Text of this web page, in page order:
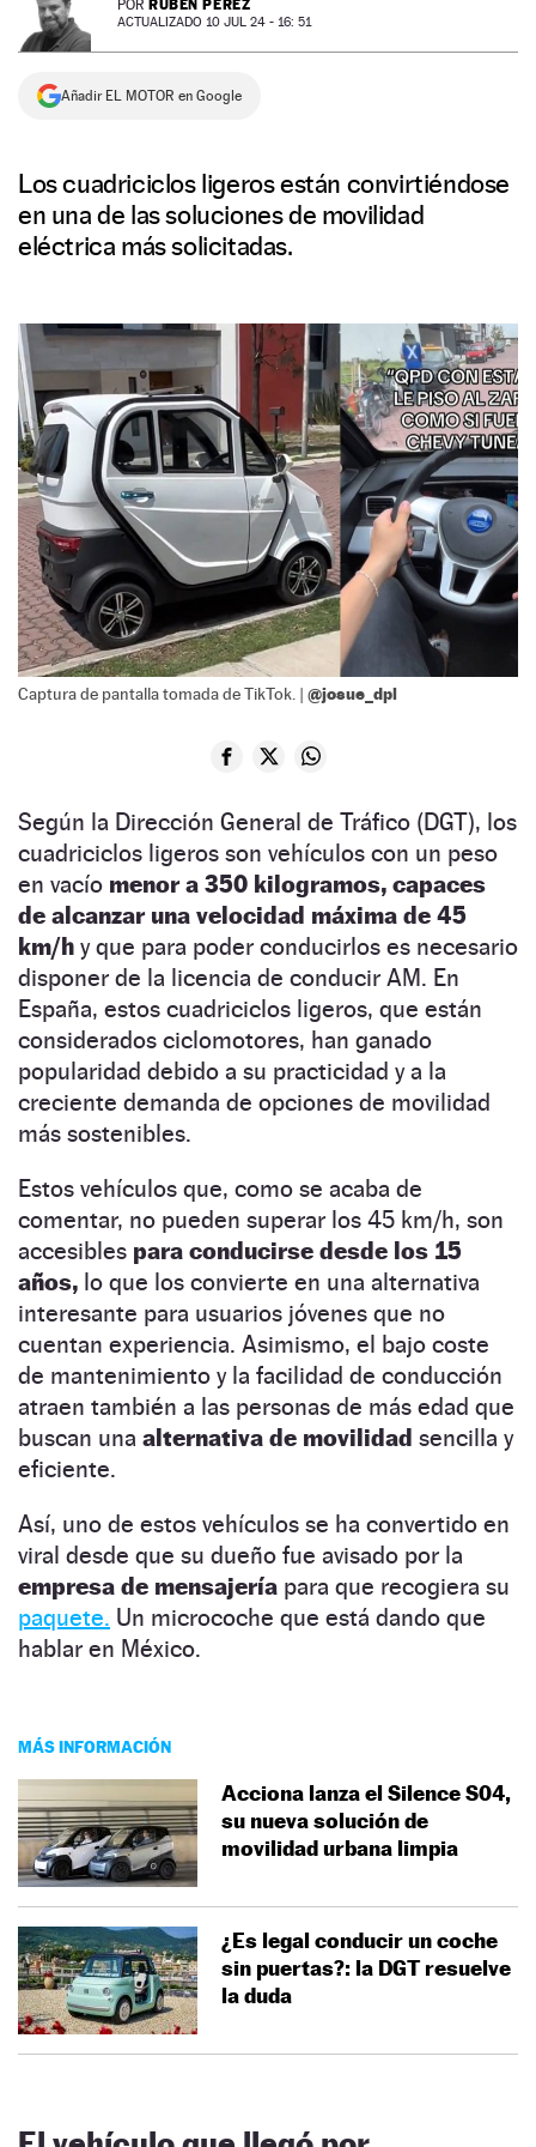
NEWSLETTER
SÍGUENOS
POR RUBÉN PÉREZ
ACTUALIZADO 10 JUL 24 - 16: 51
Añadir EL MOTOR en Google
Los cuadriciclos ligeros están convirtiéndose
en una de las soluciones de movilidad
eléctrica más solicitadas.
Captura de pantalla tomada de TikTok. | @josue_dpl
Según la Dirección General de Tráfico (DGT), los
cuadriciclos ligeros son vehículos con un peso
en vacío menor a 350 kilogramos, capaces
de alcanzar una velocidad máxima de 45
km/h y que para poder conducirlos es necesario
disponer de la licencia de conducir AM. En
España, estos cuadriciclos ligeros, que están
considerados ciclomotores, han ganado
popularidad debido a su practicidad y a la
creciente demanda de opciones de movilidad
más sostenibles.
Estos vehículos que, como se acaba de
comentar, no pueden superar los 45 km/h, son
accesibles para conducirse desde los 15
años, lo que los convierte en una alternativa
interesante para usuarios jóvenes que no
cuentan experiencia. Asimismo, el bajo coste
de mantenimiento y la facilidad de conducción
atraen también a las personas de más edad que
buscan una alternativa de movilidad sencilla y
eficiente.
Así, uno de estos vehículos se ha convertido en
viral desde que su dueño fue avisado por la
empresa de mensajería para que recogiera su
paquete. Un microcoche que está dando que
hablar en México.
MÁS INFORMACIÓN
Acciona lanza el Silence S04,
su nueva solución de
movilidad urbana limpia
¿Es legal conducir un coche
sin puertas?: la DGT resuelve
la duda